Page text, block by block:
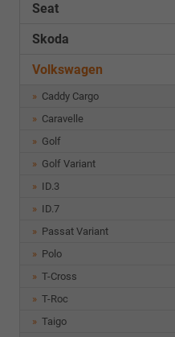
Seat
Skoda
Volkswagen
Caddy Cargo
Caravelle
Golf
Golf Variant
ID.3
ID.7
Passat Variant
Polo
T-Cross
T-Roc
Taigo